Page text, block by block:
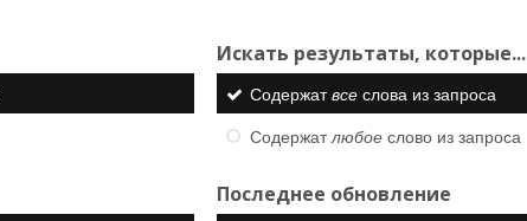
Искать результаты, которые...
Содержатвсеслова из запроса
Содержатлюбоеслово из запроса
Последнее обновление